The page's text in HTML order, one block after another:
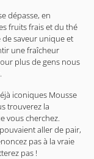
dépasse, en
fruits frais et du thé
saveur unique et
une fraîcheur
plus de gens nous
iconiques Mousse
trouverez la
vous cherchez.
aller de pair,
pas à la vraie
pas !